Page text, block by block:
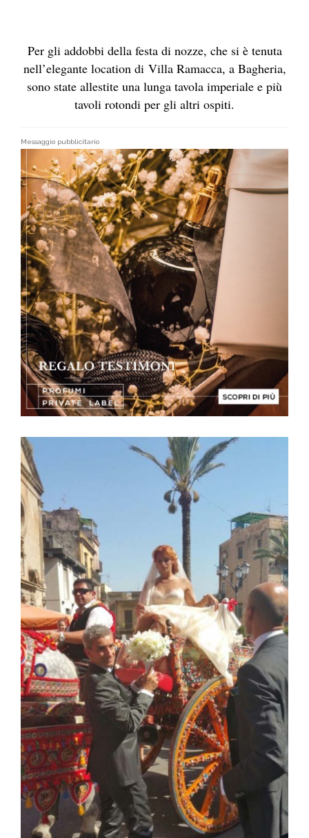
Per gli addobbi della festa di nozze, che si è tenuta
nell’elegante location di Villa Ramacca, a Bagheria,
sono state allestite una lunga tavola imperiale e più
tavoli rotondi per gli altri ospiti.
Messaggio pubblicitario